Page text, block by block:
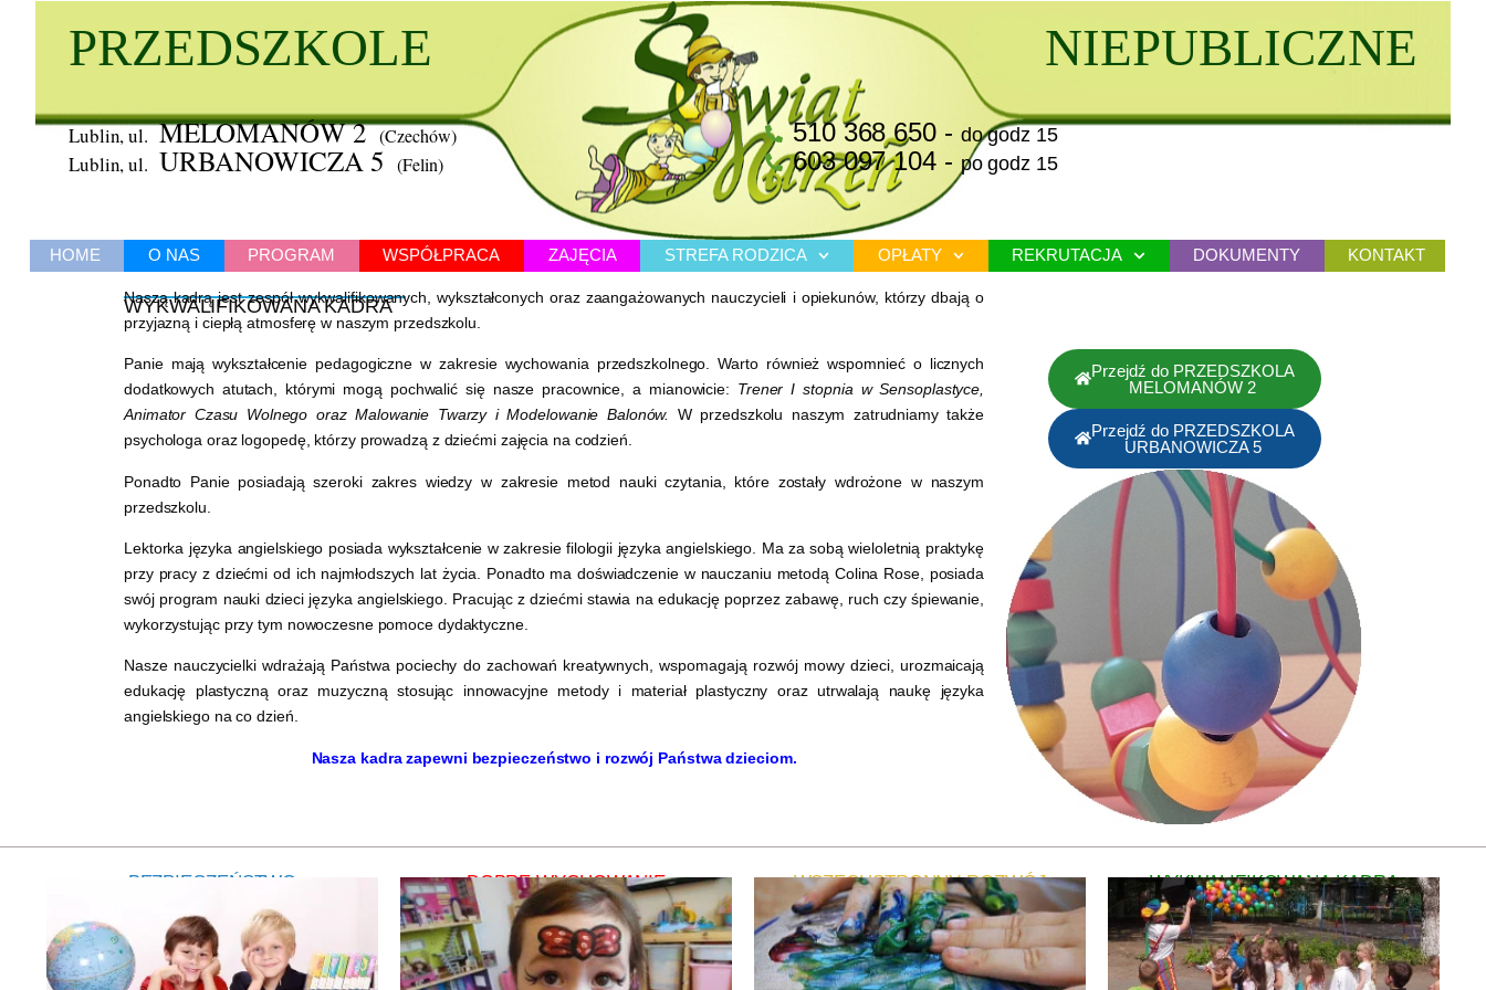
PRZEDSZKOLE NIEPUBLICZNE
Lublin, ul. MELOMANÓW 2 (Czechów)
Lublin, ul. URBANOWICZA 5 (Felin)
510 368 650 - do godz 15
603 097 104 - po godz 15
HOME O NAS PROGRAM WSPÓŁPRACA ZAJĘCIA STREFA RODZICA OPŁATY REKRUTACJA DOKUMENTY KONTAKT
WYKWALIFIKOWANA KADRA
Naszą kadrą jest zespół wykwalifikowanych, wykształconych oraz zaangażowanych nauczycieli i opiekunów, którzy dbają o
przyjazną i ciepłą atmosferę w naszym przedszkolu.
Panie mają wykształcenie pedagogiczne w zakresie wychowania przedszkolnego. Warto również wspomnieć o licznych
dodatkowych atutach, którymi mogą pochwalić się nasze pracownice, a mianowicie: Trener I stopnia w Sensoplastyce,
Animator Czasu Wolnego oraz Malowanie Twarzy i Modelowanie Balonów. W przedszkolu naszym zatrudniamy także
psychologa oraz logopedę, którzy prowadzą z dziećmi zajęcia na codzień.
Ponadto Panie posiadają szeroki zakres wiedzy w zakresie metod nauki czytania, które zostały wdrożone w naszym
przedszkolu.
Lektorka języka angielskiego posiada wykształcenie w zakresie filologii języka angielskiego. Ma za sobą wieloletnią praktykę
przy pracy z dziećmi od ich najmłodszych lat życia. Ponadto ma doświadczenie w nauczaniu metodą Colina Rose, posiada
swój program nauki dzieci języka angielskiego. Pracując z dziećmi stawia na edukację poprzez zabawę, ruch czy śpiewanie,
wykorzystując przy tym nowoczesne pomoce dydaktyczne.
Nasze nauczycielki wdrażają Państwa pociechy do zachowań kreatywnych, wspomagają rozwój mowy dzieci, urozmaicają
edukację plastyczną oraz muzyczną stosując innowacyjne metody i materiał plastyczny oraz utrwalają naukę języka
angielskiego na co dzień.
Nasza kadra zapewni bezpieczeństwo i rozwój Państwa dzieciom.
Przejdź do PRZEDSZKOLA
MELOMANÓW 2
Przejdź do PRZEDSZKOLA
URBANOWICZA 5
BEZPIECZEŃSTWO DOBRE WYCHOWANIE WSZECHSTRONNY ROZWÓJ WYKWALIFIKOWANA KADRA